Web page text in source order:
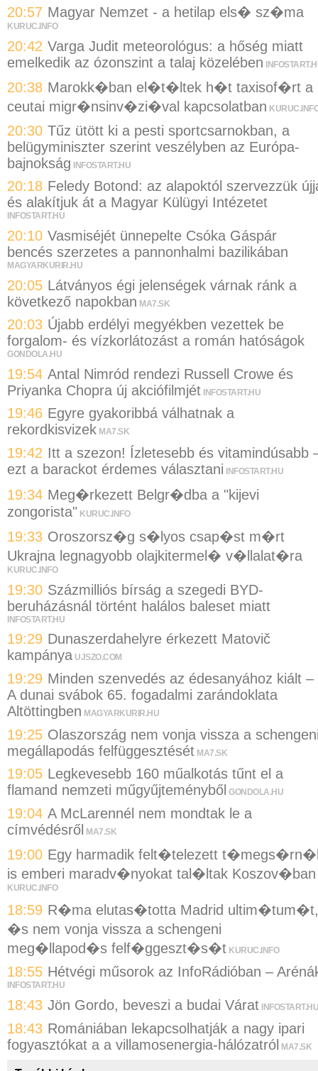
20:57 Magyar Nemzet - a hetilap els� sz�ma
KURUC.INFO
20:42 Varga Judit meteorológus: a hőség miatt
emelkedik az ózonszint a talaj közelében
20:38 Marokk�ban el�t�ltek h�t taxisof�rt a
ceutai migr�nsinv�zi�val kapcsolatban
20:30 Tűz ütött ki a pesti sportcsarnokban, a
belügyminiszter szerint veszélyben az Európa-
bajnokság INFOSTART.HU
20:18 Feledy Botond: az alapoktól szervezzük
és alakítjuk át a Magyar Külügyi Intézetet
INFOSTART.HU
20:10 Vasmiséjét ünnepelte Csóka Gáspár
bencés szerzetes a pannonhalmi bazilikában
MAGYARKURIR.HU
20:05 Látványos égi jelenségek várnak ránk a
következő napokban MA7.SK
20:03 Újabb erdélyi megyékben vezettek be
forgalom- és vízkorlátozást a román hatóságok
GONDOLA.HU
19:54 Antal Nimród rendezi Russell Crowe és
Priyanka Chopra új akciófilmjét INFOSTART.HU
19:46 Egyre gyakoribbá válhatnak a
rekordkisvizek MA7.SK
19:42 Itt a szezon! Ízletesebb és vitamindúsabb
ezt a barackot érdemes választani
INFOSTART.HU
19:34 Meg�rkezett Belgr�dba a "kijevi
zongorista" KURUC.INFO
19:33 Oroszorsz�g s�lyos csap�st m�rt
Ukrajna legnagyobb olajkitermel� v�llalat�ra
KURUC.INFO
19:30 Százmilliós bírság a szegedi BYD-
beruházásnál történt halálos baleset miatt
INFOSTART.HU
19:29 Dunaszerdahelyre érkezett Matovič
kampánya UJSZO.COM
19:29 Minden szenvedés az édesanyához kiált –
A dunai svábok 65. fogadalmi zarándoklata
Altöttingben MAGYARKURIR.HU
19:25 Olaszország nem vonja vissza a
megállapodás felfüggesztését MA7.SK
19:05 Legkevesebb 160 műalkotás tűnt el a
flamand nemzeti műgyűjteményből GONDOLA.HU
19:04 A McLarennél nem mondtak le a
címvédésről MA7.SK
19:00 Egy harmadik felt�telezett
is emberi maradv�nyokat tal�ltak Koszov�ban
KURUC.INFO
18:59 R�ma elutas�totta Madrid ultim�tum�t,
�s nem vonja vissza a schengeni
meg�llapod�s felf�ggeszt�s�t KURUC.INFO
18:55 Hétvégi műsorok az InfoRádióban –
INFOSTART.HU
18:43 Jön Gordo, beveszi a budai Várat INFOSTART.HU
18:43 Romániában lekapcsolhatják a nagy ipari
fogyasztókat a a villamosenergia-hálózatról MA7.SK